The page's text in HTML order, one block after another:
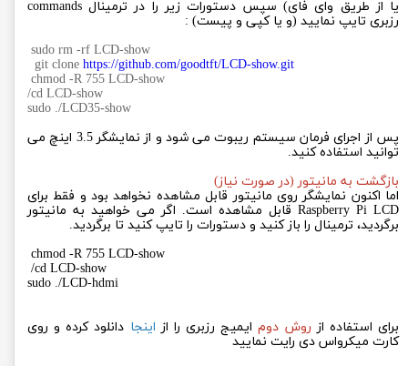
یا از طریق وای فای) سپس دستورات زیر را در ترمینال commands
رزبری تایپ نمایید (و یا کپی و پیست) :
sudo rm -rf LCD-show
git clone https://github.com/goodtft/LCD-show.git
chmod -R 755 LCD-show
cd LCD-show/
sudo ./LCD35-show
پس از اجرای فرمان سیستم ریبوت می شود و از نمایشگر 3.5 اینچ می
توانید استفاده کنید.
بازگشت به مانیتور (در صورت نیاز)
اما اکنون نمایشگر روی مانیتور قابل مشاهده نخواهد بود و فقط برای
Raspberry Pi LCD قابل مشاهده است. اگر می خواهید به مانیتور
برگردید، ترمینال را باز کنید و دستورات را تایپ کنید تا برگردید.
chmod -R 755 LCD-show
cd LCD-show/
sudo ./LCD-hdmi
برای استفاده از روش دومایمیج رزبری را از اینجا دانلودکرده و روی
کارت میکرواس دی رایت نمایید